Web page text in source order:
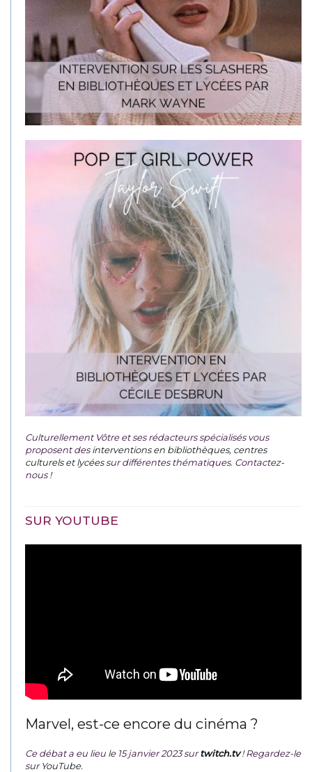
Culturellement Vôtre et ses rédacteurs spécialisés vous
proposent desinterventions en bibliothèques, centres
culturels et lycéessur différentes thématiques. Contactez-
nous !
SUR YOUTUBE
Marvel, est-ce encore du cinéma ?
Ce débat a eu lieu le 15 janvier 2023 surtwitch.tv ! Regardez-le
surYouTube.